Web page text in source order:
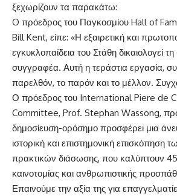
ξεχωρίζουν τα παρακάτω:
O πρόεδρος του Παγκοσμίου Hall of
Bill Kent, είπε: «Η εξαιρετική και
εγκυκλοπαίδεια του Στάθη δικαιολογεί
συγγραφέα. Αυτή η τεράστια εργασία,
παρελθόν, το παρόν και το μέλλον.
Ο πρόεδρος του International Piere de
Committee, Prof. Stephan Wassong,
δημοσίευση-ορόσημο προσφέρει μια
ιστορική και επιστημονική επισκόπηση
πρακτικών διάσωσης, που καλύπτουν
καινοτομίας και ανθρωπιστικής
Επαινούμε την αξία της για